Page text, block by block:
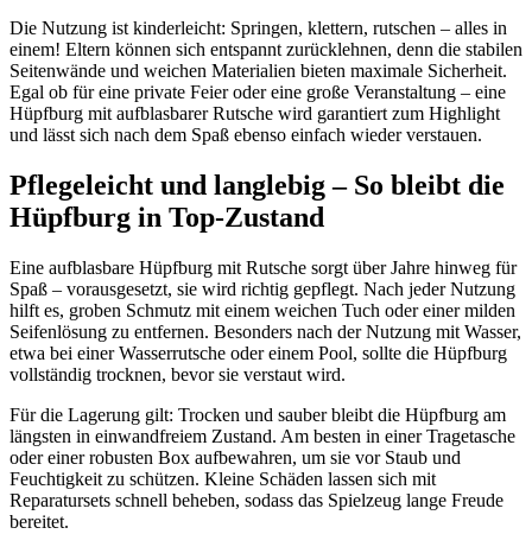
Die Nutzung ist kinderleicht: Springen, klettern, rutschen – alles in
einem! Eltern können sich entspannt zurücklehnen, denn die stabilen
Seitenwände und weichen Materialien bieten maximale Sicherheit.
Egal ob für eine private Feier oder eine große Veranstaltung – eine
Hüpfburg mit aufblasbarer Rutsche wird garantiert zum Highlight
und lässt sich nach dem Spaß ebenso einfach wieder verstauen.
Pflegeleicht und langlebig – So bleibt die
Hüpfburg in Top-Zustand
Eine aufblasbare Hüpfburg mit Rutsche sorgt über Jahre hinweg für
Spaß – vorausgesetzt, sie wird richtig gepflegt. Nach jeder Nutzung
hilft es, groben Schmutz mit einem weichen Tuch oder einer milden
Seifenlösung zu entfernen. Besonders nach der Nutzung mit Wasser,
etwa bei einer Wasserrutsche oder einem Pool, sollte die Hüpfburg
vollständig trocknen, bevor sie verstaut wird.
Für die Lagerung gilt: Trocken und sauber bleibt die Hüpfburg am
längsten in einwandfreiem Zustand. Am besten in einer Tragetasche
oder einer robusten Box aufbewahren, um sie vor Staub und
Feuchtigkeit zu schützen. Kleine Schäden lassen sich mit
Reparatursets schnell beheben, sodass das Spielzeug lange Freude
bereitet.